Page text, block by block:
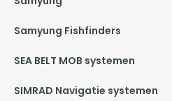
Samyung Fishfinders
SEA BELT MOB systemen
SIMRAD Navigatie systemen